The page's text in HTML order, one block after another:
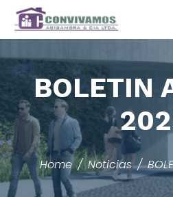
BOLETIN
Home Noticias